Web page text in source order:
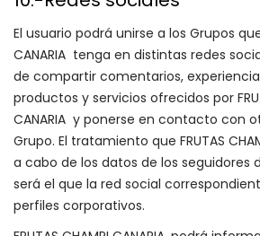
El usuario podrá unirse a los Grupos que
CANARIA tenga en distintas redes
de compartir comentarios,
productos y servicios ofrecidos por
CANARIA y ponerse en contacto con
Grupo. El tratamiento que FRUTAS
a cabo de los datos de los seguidores
será el que la red social
perfiles corporativos.